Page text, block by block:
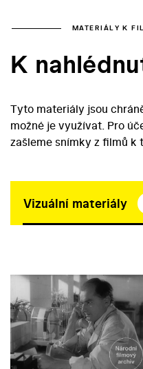
MATERIÁLY K
K
Tyto materiály jsou
možné je využívat. Pro
zašleme snímky z filmů k
Vizuální materiály